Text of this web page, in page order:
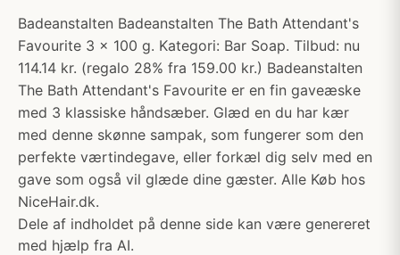
Badeanstalten Badeanstalten The Bath Attendant's
Favourite 3 x 100 g. Kategori: Bar Soap. Tilbud: nu
114.14 kr. (regalo 28% fra 159.00 kr.) Badeanstalten
The Bath Attendant's Favourite er en fin gaveæske
med 3 klassiske håndsæber. Glæd en du har kær
med denne skønne sampak, som fungerer som den
perfekte værtindegave, eller forkæl dig selv med en
gave som også vil glæde dine gæster. Alle Køb hos
NiceHair.dk.
Dele af indholdet på denne side kan være genereret
med hjælp fra AI.